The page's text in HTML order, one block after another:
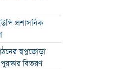
প্রশাসনিক
স্বপ্নজোড়া
বিতরণ